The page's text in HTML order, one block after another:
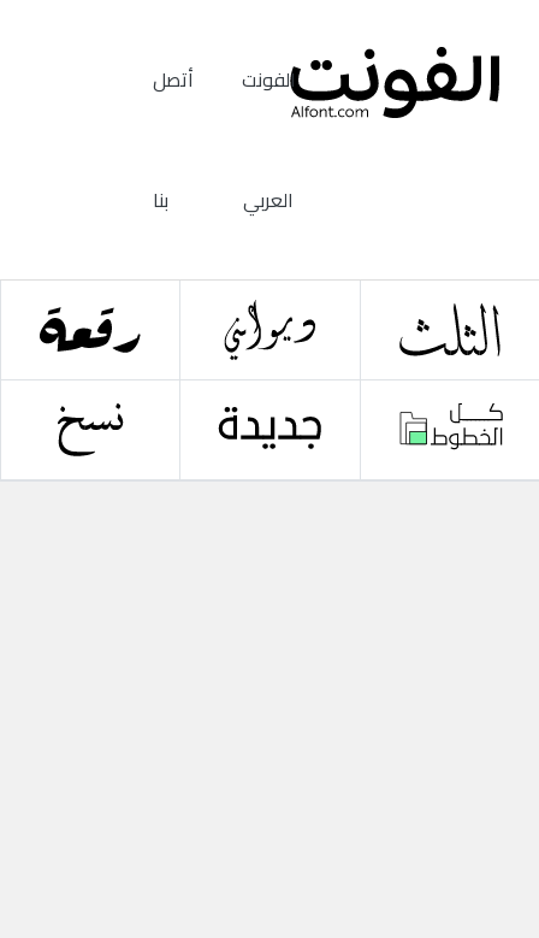
الفونت
العربي
أتصل
بنا